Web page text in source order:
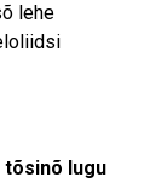
lehe
tõsinõ lugu